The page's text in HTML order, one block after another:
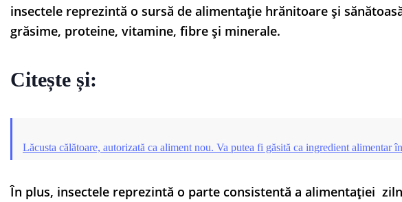
insectele reprezintă o sursă de alimentație hrănitoare și
grăsime, proteine, vitamine, fibre și minerale.
Citește și:
Lăcusta călătoare, autorizată ca aliment nou. Va putea fi găsită ca ingredient alimentar
În plus, insectele reprezintă o parte consistentă a alimentației